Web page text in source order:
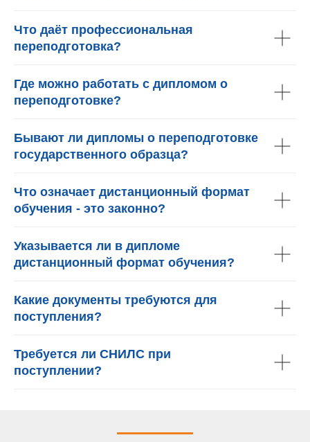
Что даёт профессиональная
переподготовка?
Где можно работать с дипломом о
переподготовке?
Бывают ли дипломы о переподготовке
государственного образца?
Что означает дистанционный формат
обучения - это законно?
Указывается ли в дипломе
дистанционный формат обучения?
Какие документы требуются для
поступления?
Требуется ли СНИЛС при
поступлении?